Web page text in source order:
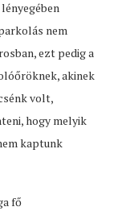
nem
ezt pedig a
akinek
volt,
hogy melyik
kaptunk
fő